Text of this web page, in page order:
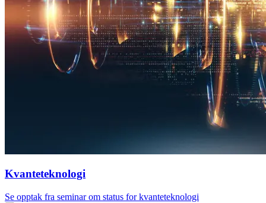
Kvanteteknologi
Se opptak fra seminar om status for kvanteteknologi